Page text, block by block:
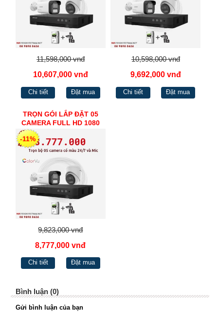
11,598,000 vnđ
10,607,000 vnđ
Chi tiết Đặt mua
10,598,000 vnđ
9,692,000 vnđ
Chi tiết Đặt mua
TRỌN GÓI LẮP ĐẶT 05
CAMERA FULL HD 1080
-11%
9,823,000 vnđ
8,777,000 vnđ
Chi tiết Đặt mua
Bình luận (0)
Gửi bình luận của bạn